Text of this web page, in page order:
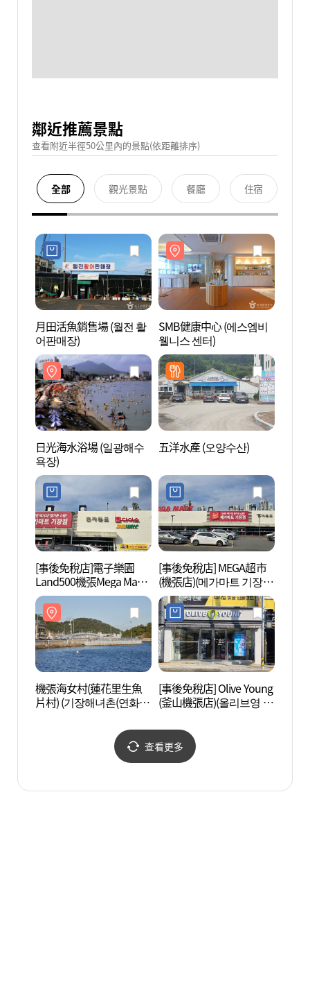
鄰近推薦景點
查看附近半徑50公里內的景點(依距離排序)
全部 觀光景點 餐廳 住宿
月田活魚銷售場 (월전 활
어판매장)
SMB健康中心 (에스엠비
웰니스 센터)
日光海水浴場 (일광해수
욕장)
五洋水產 (오양수산)
[事後免稅店]電子樂園
Land500機張Mega Mart
店(전자랜드 랜드500 기
장메가마트점)
[事後免稅店] MEGA超市
(機張店)(메가마트 기장
점)
機張海女村(蓮花里生魚
片村) (기장해녀촌(연화리
[事後免稅店] Olive Young
(釜山機張店)(올리브영 부
查看更多